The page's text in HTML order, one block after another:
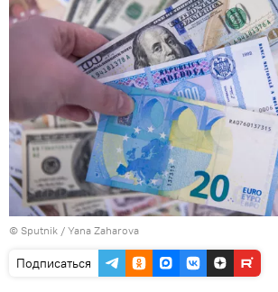
© Sputnik / Yana Zaharova
Подписаться